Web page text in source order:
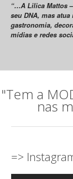
“…A Lilica Mattos
seu DNA, mas
gastronomia,
mídias e redes
"Tem a
nas
=>